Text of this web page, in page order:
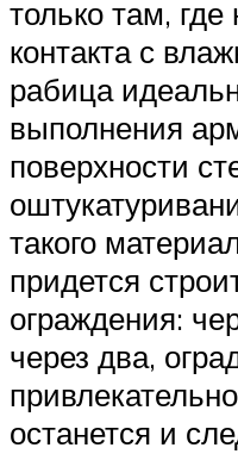
только там, где
контакта с
рабица
выполнения
поверхности
такого
придется
ограждения:
через два,
останется и